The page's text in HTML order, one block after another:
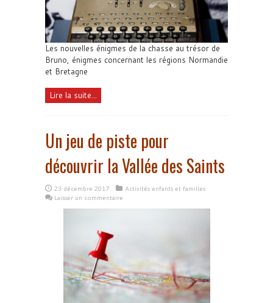
Les nouvelles énigmes de la chasse au trésor de
Bruno, énigmes concernant les régions Normandie
et Bretagne
Lire la suite...
Un jeu de piste pour
découvrir la Vallée des Saints
23 décembre 2017
Activités enfants et familles
Laisser un commentaire